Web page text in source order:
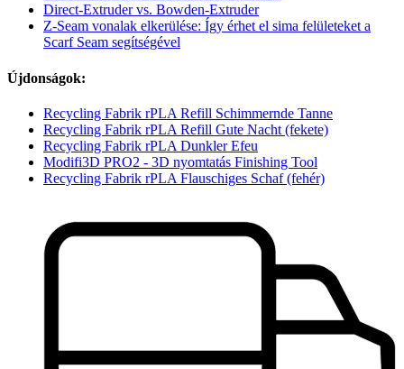
Direct-Extruder vs. Bowden-Extruder
Z-Seam vonalak elkerülése: Így érhet el sima felületeket a
Scarf Seam segítségével
Újdonságok:
Recycling Fabrik rPLA Refill Schimmernde Tanne
Recycling Fabrik rPLA Refill Gute Nacht (fekete)
Recycling Fabrik rPLA Dunkler Efeu
Modifi3D PRO2 - 3D nyomtatás Finishing Tool
Recycling Fabrik rPLA Flauschiges Schaf (fehér)